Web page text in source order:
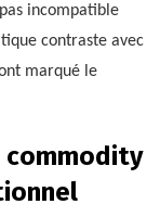
incompatible
contraste avec
marqué le
commodity